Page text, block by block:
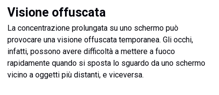
Visione offuscata
La concentrazione prolungata su uno schermo può
provocare una visione offuscata temporanea. Gli occhi,
infatti, possono avere difficoltà a mettere a fuoco
rapidamente quando si sposta lo sguardo da uno schermo
vicino a oggetti più distanti, e viceversa.